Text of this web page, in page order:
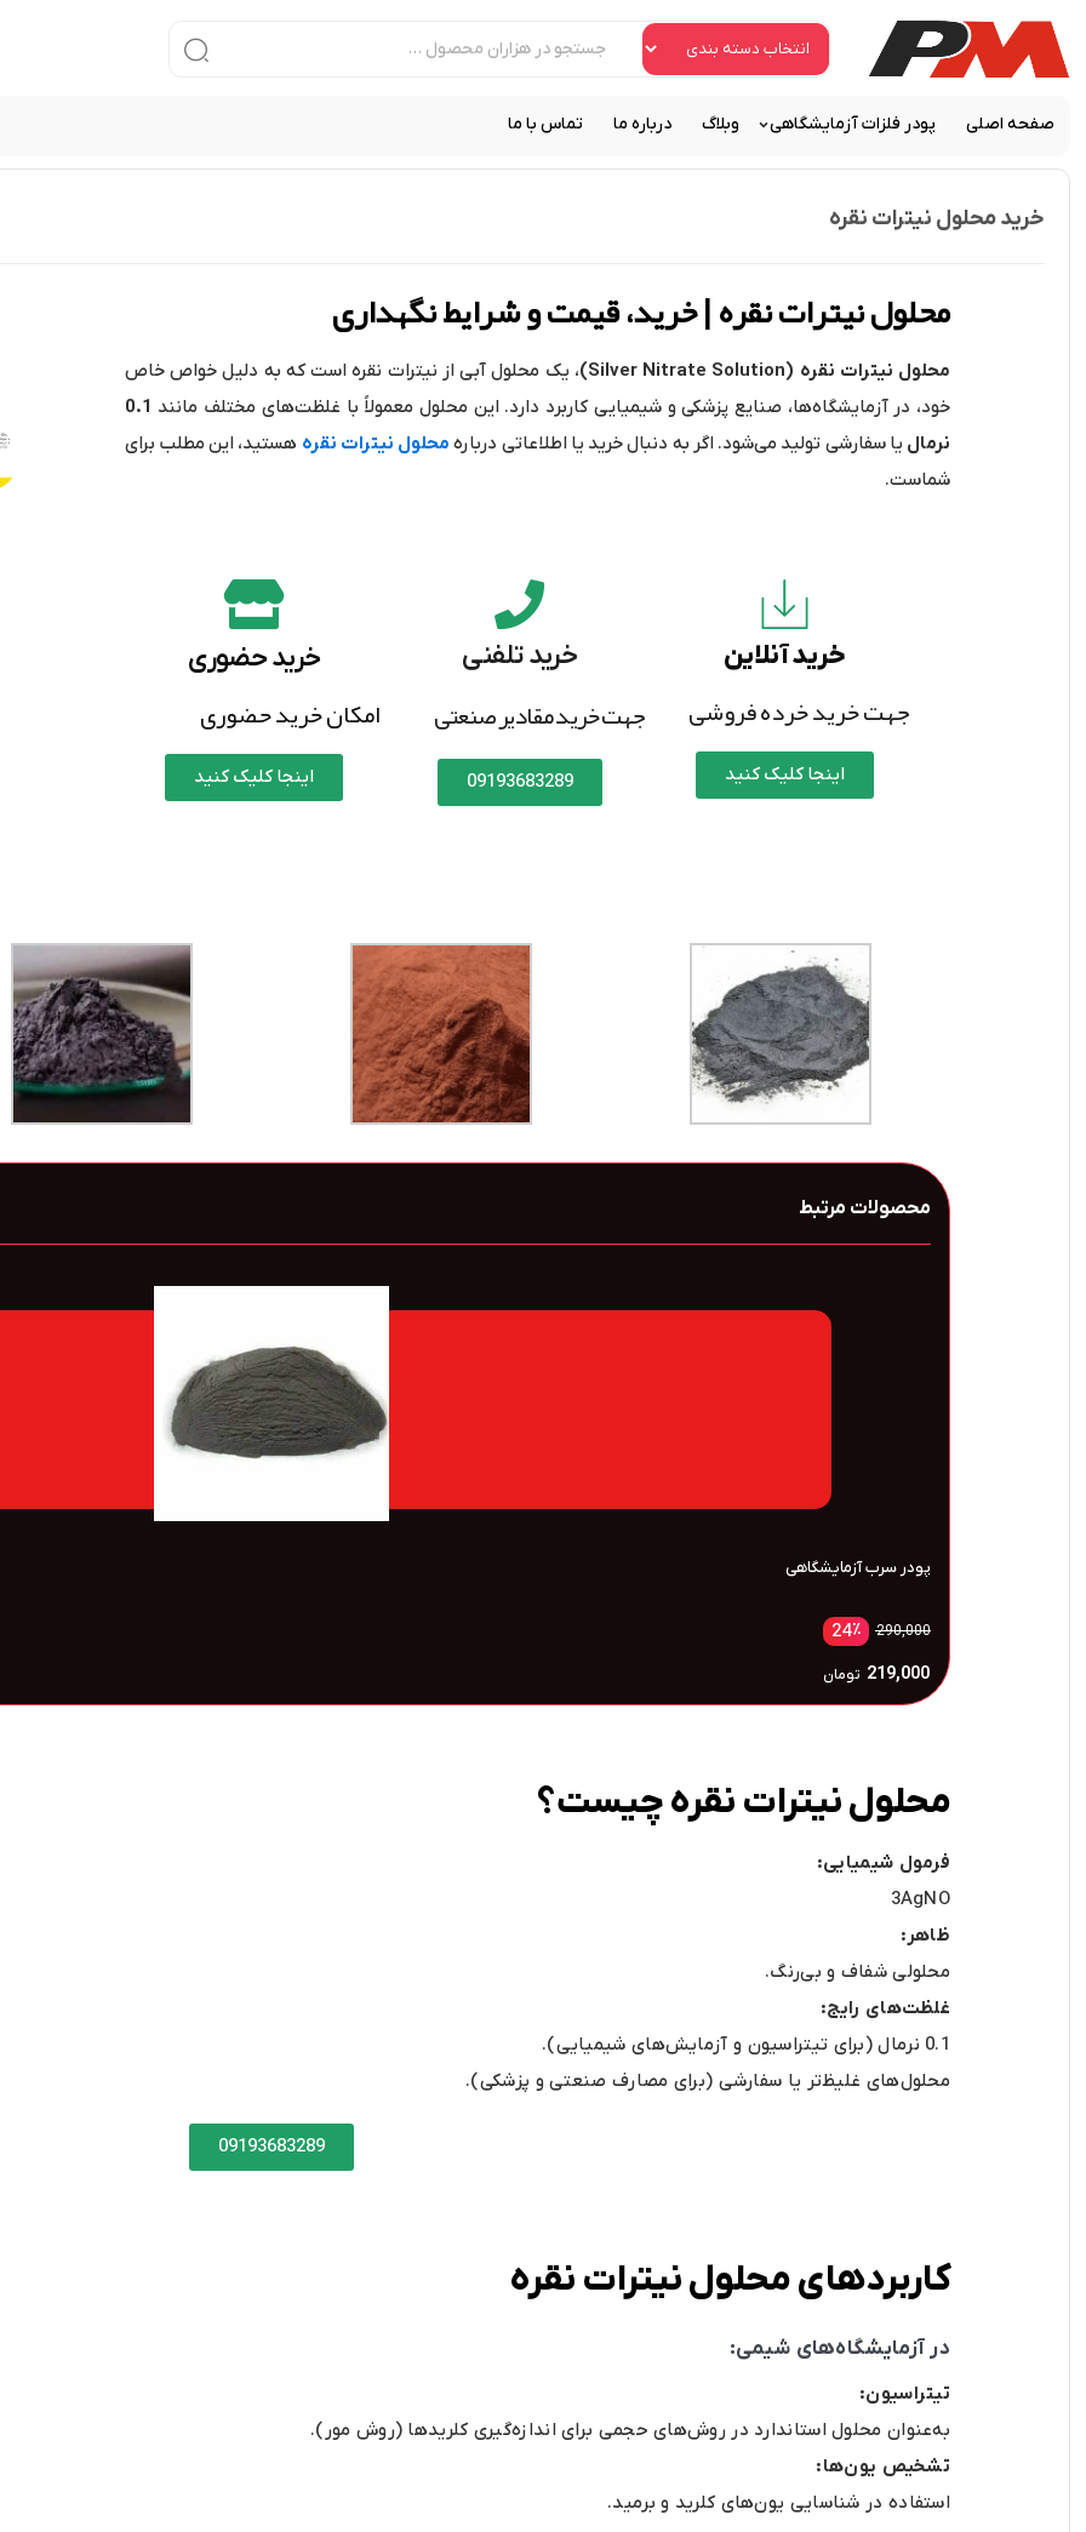
صفحه اصلی پودر فلزات آزمایشگاهی وبلاگ درباره ما تماس با ما
خرید محلول نیترات نقره
محلول نیترات نقره | خرید، قیمت و شرایط نگهداری
محلول نیترات نقره (Silver Nitrate Solution)
، یک محلول آبی از نیترات نقره است که به دلیل خواص خاص
خود، در آزمایشگاه‌ها، صنایع پزشکی و شیمیایی کاربرد دارد. این محلول معمولاً با غلظت‌های مختلف مانند 0.1
نرمال یا سفارشی تولید می‌شود. اگر به دنبال خرید یا اطلاعاتی درباره محلول نیترات نقره هستید، این مطلب برای
شماست.
خرید آنلاین
جهت خرید خرده فروشی
اینجا کلیک کنید
خرید تلفنی
جهت خرید مقادیر صنعتی
09193683289
خرید حضوری
امکان خرید حضوری
اینجا کلیک کنید
محصولات مرتبط
٪19
730,000
محلول نیترات نقره چیست؟
فرمول شیمیایی:
3AgNO
ظاهر:
محلولی شفاف و بی‌رنگ.
غلظت‌های رایج:
0.1 نرمال (برای تیتراسیون و آزمایش‌های شیمیایی).
محلول‌های غلیظ‌تر یا سفارشی (برای مصارف صنعتی و پزشکی).
09193683289
کاربردهای محلول نیترات نقره
در آزمایشگاه‌های شیمی:
تیتراسیون:
به‌عنوان محلول استاندارد در روش‌های حجمی برای اندازه‌گیری کلریدها (روش مور).
تشخیص یون‌ها:
استفاده در شناسایی یون‌های کلرید و برمید.